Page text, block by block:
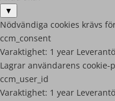
▼
Nödvändiga cookies krävs
ccm_consent
Varaktighet: 1 year
Lagrar användarens cookie-
ccm_user_id
Varaktighet: 1 year